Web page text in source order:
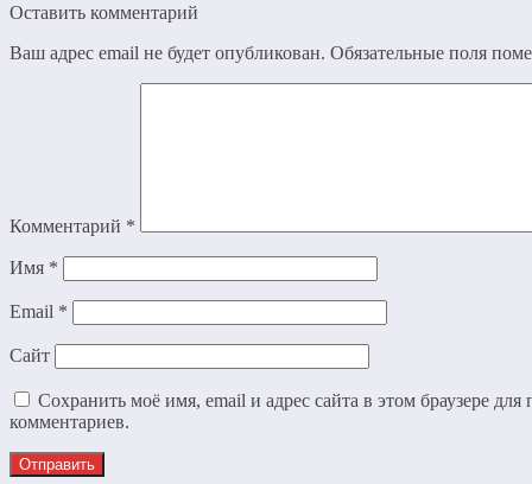
Оставить комментарий
Ваш адрес email не будет опубликован. Обязательные поля
Комментарий *
Имя *
Email *
Сайт
Сохранить моё имя, email и адрес сайта в этом браузере
комментариев.